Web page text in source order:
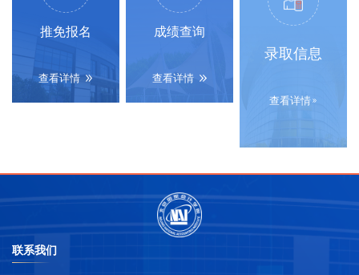
推免报名
查看详情
成绩查询
查看详情
录取信息
查看详情
联系我们